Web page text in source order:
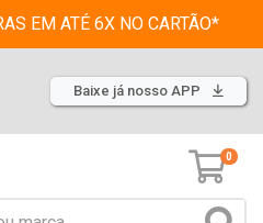
EM ATÉ 6X NO CARTÃO*
Baixe já nosso APP
0